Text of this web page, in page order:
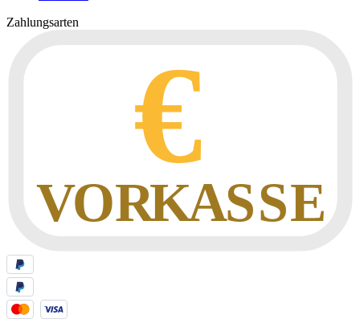
Zahlungsarten